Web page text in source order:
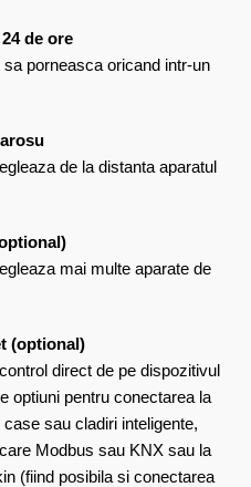
de ore
porneasca oricand intr-un
de la distanta aparatul
mai multe aparate de
(optional)
direct de pe dispozitivul
optiuni pentru conectarea la
sau cladiri inteligente,
Modbus sau KNX sau la
(fiind posibila si conectarea